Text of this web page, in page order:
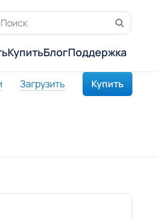
КупитьБлогПоддержка
Загрузить Купить